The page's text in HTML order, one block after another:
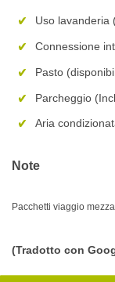
Uso lavanderia
Connessione
Pasto
Parcheggio
Aria
Note
Pacchetti viaggio
(Tradotto con